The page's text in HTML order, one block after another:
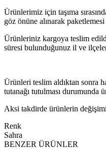
Ürünlerimiz için taşıma
göz önüne alınarak paketlemesi
Ürünleriniz kargoya teslim
süresi bulunduğunuz il ve
Ürünleri teslim aldıktan sonra
tutanağı tutulması durumunda
Aksi takdirde ürünlerin
Renk
Sahra
BENZER ÜRÜNLER